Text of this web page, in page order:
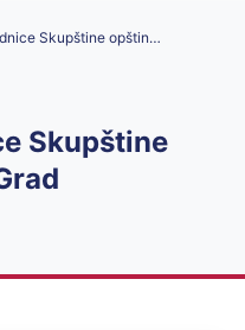
Najava 29. sjednice Skupštine opštine Mrkonjić Grad
Skupštine